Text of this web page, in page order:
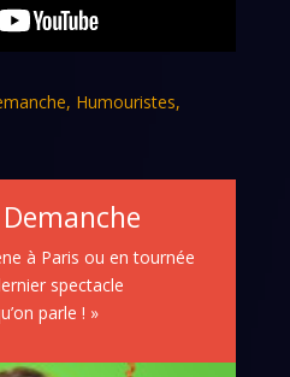
, Humouristes,
à Paris ou en tournée
spectacle
parle ! »